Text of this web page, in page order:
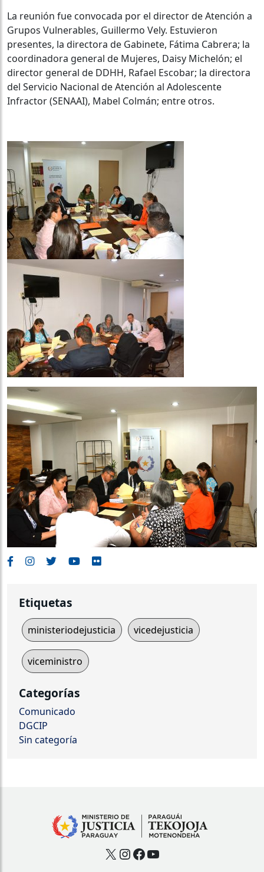
La reunión fue convocada por el director de Atención a
Grupos Vulnerables, Guillermo Vely. Estuvieron
presentes, la directora de Gabinete, Fátima Cabrera; la
coordinadora general de Mujeres, Daisy Michelón; el
director general de DDHH, Rafael Escobar; la directora
del Servicio Nacional de Atención al Adolescente
Infractor (SENAAI), Mabel Colmán; entre otros.
Etiquetas
ministeriodejusticia vicedejusticia
viceministro
Categorías
Comunicado
DGCIP
Sin categoría
X Instagram
Facebook
YouTube